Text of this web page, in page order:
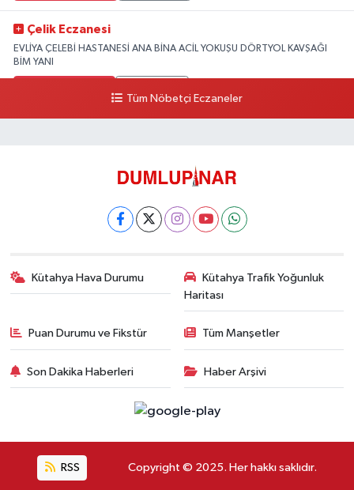
Çelik Eczanesi
EVLİYA ÇELEBİ HASTANESİ ANA BİNA ACİL YOKUŞU DÖRTYOL KAVŞAĞI
BİM YANI
Tüm Nöbetçi Eczaneler
Kütahya Hava Durumu
Kütahya Trafik Yoğunluk
Haritası
Puan Durumu ve Fikstür Tüm Manşetler
Son Dakika Haberleri Haber Arşivi
RSS Copyright © 2025. Her hakkı saklıdır.